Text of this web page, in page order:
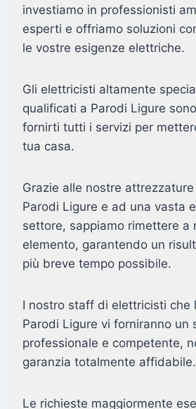
investiamo in professionisti
esperti e offriamo soluzioni
le vostre esigenze elettriche.
Gli elettricisti altamente
qualificati a Parodi Ligure
fornirti tutti i servizi per
tua casa.
Grazie alle nostre
Parodi Ligure e ad una vasta
settore, sappiamo rimettere a
elemento, garantendo un
più breve tempo possibile.
I nostro staff di elettricisti che
Parodi Ligure vi forniranno un
professionale e competente,
garanzia totalmente affidabile.
Le richieste maggiormente